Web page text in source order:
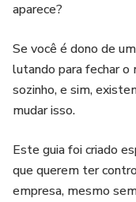
aparece?
Se você é dono de
lutando para fechar o
sozinho, e sim,
mudar isso.
Este guia foi criado
que querem ter
empresa, mesmo